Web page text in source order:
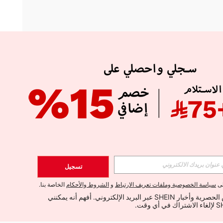
APP
الإشتراك
اشتراك
تسجيل
سياسة الخصوصية وملفات تعريف الارتباط و الشروط والأحكام الخاصة بنا.
أود تلقي العروض الحصرية وأخبار SHEIN عبر البريد الإلكتروني. أفهم أنه يمكنني